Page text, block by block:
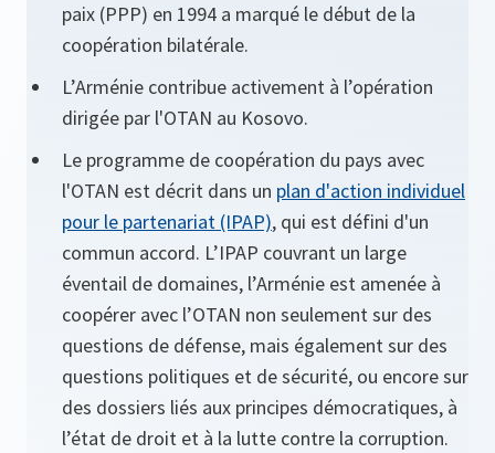
paix (PPP) en 1994 a marqué le début de la
coopération bilatérale.
L’Arménie contribue activement à l’opération
dirigée par l'OTAN au Kosovo.
Le programme de coopération du pays avec
l'OTAN est décrit dans un plan d'action individuel
pour le partenariat (IPAP), qui est défini d'un
commun accord. L’IPAP couvrant un large
éventail de domaines, l’Arménie est amenée à
coopérer avec l’OTAN non seulement sur des
questions de défense, mais également sur des
questions politiques et de sécurité, ou encore sur
des dossiers liés aux principes démocratiques, à
l’état de droit et à la lutte contre la corruption.